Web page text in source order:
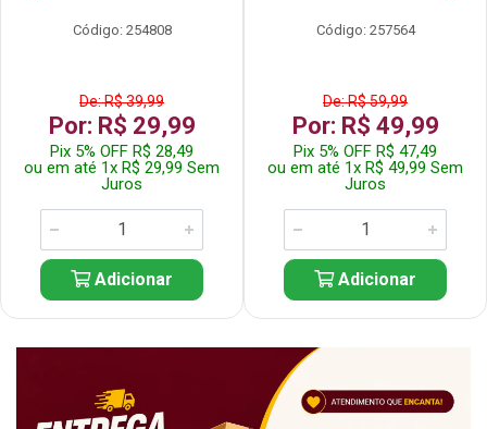
Código: 254808
De: R$ 39,99
Por: R$ 29,99
Pix 5% OFF R$ 28,49
ou em até 1x R$ 29,99 Sem
Juros
Adicionar
Código: 257564
De: R$ 59,99
Por: R$ 49,99
Pix 5% OFF R$ 47,49
ou em até 1x R$ 49,99 Sem
Juros
Adicionar